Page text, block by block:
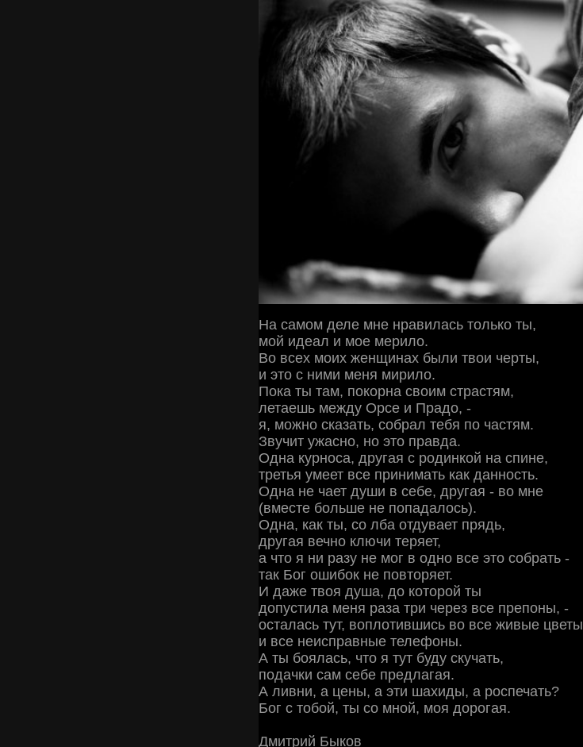
На самом деле мне нравилась только ты,
мой идеал и мое мерило.
Во всех моих женщинах были твои черты,
и это с ними меня мирило.
Пока ты там, покорна своим страстям,
летаешь между Орсе и Прадо, -
я, можно сказать, собрал тебя по частям.
Звучит ужасно, но это правда.
Одна курноса, другая с родинкой на спине,
третья умеет все принимать как данность.
Одна не чает души в себе, другая - во мне
(вместе больше не попадалось).
Одна, как ты, со лба отдувает прядь,
другая вечно ключи теряет,
а что я ни разу не мог в одно все это собрать -
так Бог ошибок не повторяет.
И даже твоя душа, до которой ты
допустила меня раза три через все препоны, -
осталась тут, воплотившись во все живые цветы
и все неисправные телефоны.
А ты боялась, что я тут буду скучать,
подачки сам себе предлагая.
А ливни, а цены, а эти шахиды, а роспечать?
Бог с тобой, ты со мной, моя дорогая.
Дмитрий Быков